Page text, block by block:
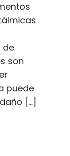
de
son
puede
[…]